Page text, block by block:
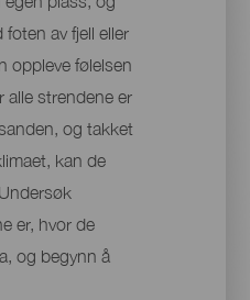
av fjell eller
oppleve følelsen
alle strendene er
og takket
kan de
er, hvor de
og begynn å